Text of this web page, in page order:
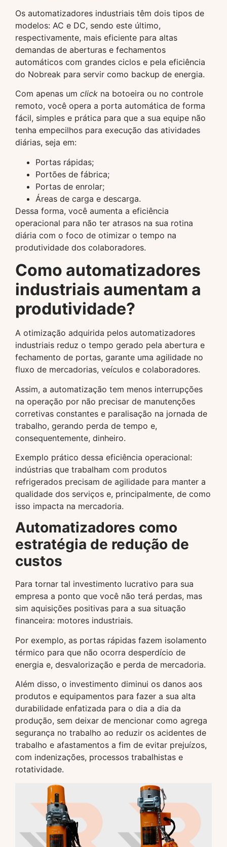
Os automatizadores industriais têm dois tipos de
modelos: AC e DC, sendo este último,
respectivamente, mais eficiente para altas
demandas de aberturas e fechamentos
automáticos com grandes ciclos e pela eficiência
do Nobreak para servir como backup de energia.
Com apenas um click na botoeira ou no controle
remoto, você opera a porta automática de forma
fácil, simples e prática para que a sua equipe não
tenha empecilhos para execução das atividades
diárias, seja em:
Portas rápidas;
Portões de fábrica;
Portas de enrolar;
Áreas de carga e descarga.
Dessa forma, você aumenta a eficiência
operacional para não ter atrasos na sua rotina
diária com o foco de otimizar o tempo na
produtividade dos colaboradores.
Como automatizadores
industriais aumentam a
produtividade?
A otimização adquirida pelos automatizadores
industriais reduz o tempo gerado pela abertura e
fechamento de portas, garante uma agilidade no
fluxo de mercadorias, veículos e colaboradores.
Assim, a automatização tem menos interrupções
na operação por não precisar de manutenções
corretivas constantes e paralisação na jornada de
trabalho, gerando perda de tempo e,
consequentemente, dinheiro.
Exemplo prático dessa eficiência operacional:
indústrias que trabalham com produtos
refrigerados precisam de agilidade para manter a
qualidade dos serviços e, principalmente, de como
isso impacta na mercadoria.
Automatizadores como
estratégia de redução de
custos
Para tornar tal investimento lucrativo para sua
empresa a ponto que você não terá perdas, mas
sim aquisições positivas para a sua situação
financeira: motores industriais.
Por exemplo, as portas rápidas fazem isolamento
térmico para que não ocorra desperdício de
energia e, desvalorização e perda de mercadoria.
Além disso, o investimento diminui os danos aos
produtos e equipamentos para fazer a sua alta
durabilidade enfatizada para o dia a dia da
produção, sem deixar de mencionar como agrega
segurança no trabalho ao reduzir os acidentes de
trabalho e afastamentos a fim de evitar prejuízos,
com indenizações, processos trabalhistas e
rotatividade.